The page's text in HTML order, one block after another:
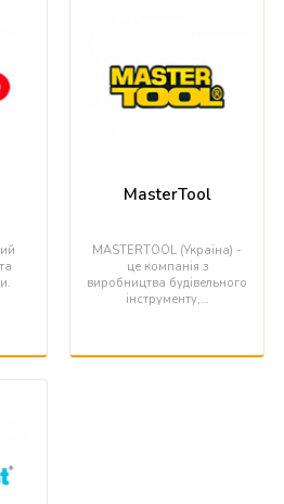
MasterTool
MASTERTOOL (Україна) -
це компанія з
виробництва будівельного
інструменту,…